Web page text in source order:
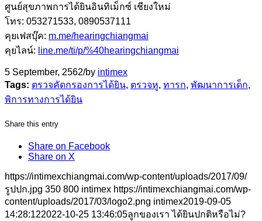
ศูนย์สุขภาพการได้ยินอินทิเม็กซ์ เชียงใหม่
โทร: 053271533, 0890537111
คุยเฟสบุ๊ค: m.me/hearingchiangmai
คุยไลน์: line.me/ti/p/%40hearingchiangmai
5 September, 2562/by intimex
Tags: ตรวจคัดกรองการได้ยิน, ตรวจหู, ทารก, พัฒนาการเด็ก,
พิการทางการได้ยิน
Share this entry
Share on Facebook
Share on X
https://intimexchiangmai.com/wp-content/uploads/2017/09/
รูปปก.jpg 350 800 intimex https://intimexchiangmai.com/wp-
content/uploads/2017/03/logo2.png intimex2019-09-05
14:28:122022-10-25 13:46:05ลูกของเรา ได้ยินปกติหรือไม่?